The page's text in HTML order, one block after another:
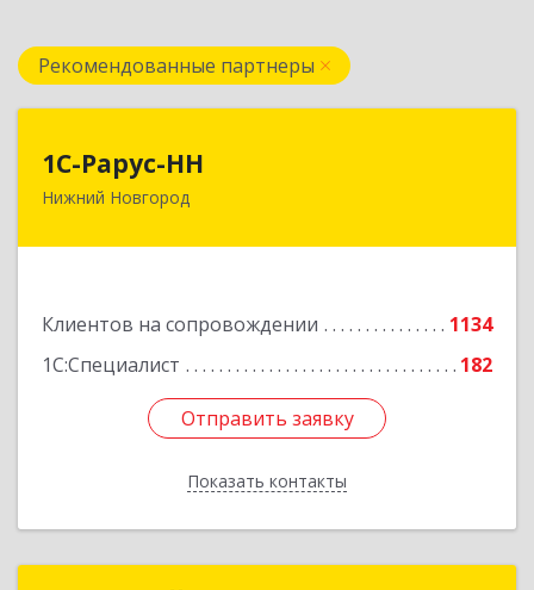
Рекомендованные партнеры
1С-Рарус-НН
Нижний Новгород
Клиентов на сопровождении
1134
1С:Специалист
182
Отправить заявку
Показать контакты
603093, Нижегородская обл, г.о. город Нижний
Подробнее
Отправить заявку
Назад